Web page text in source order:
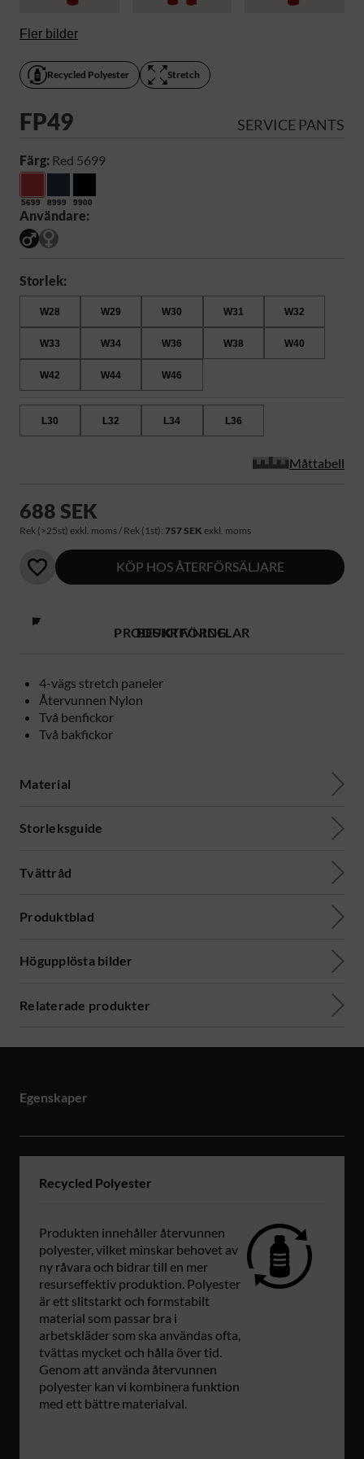
Fler bilder
Recycled Polyester Stretch
FP49 SERVICE PANTS
Färg: Red 5699
5699 8999 9900
Användare:
Storlek:
W28 W29 W30 W31 W32
W33 W34 W36 W38 W40
W42 W44 W46
L30 L32 L34 L36
Måttabell
688 SEK
Rek (>25st) exkl. moms / Rek (1st): 757 SEK exkl. moms
KÖP HOS ÅTERFÖRSÄLJARE
PRODUKTFÖRDELAR
4-vägs stretch paneler
Återvunnen Nylon
Två benfickor
Två bakfickor
BESKRIVNING
Material
Storleksguide
Tvättråd
Produktblad
Högupplösta bilder
Relaterade produkter
Egenskaper
Recycled Polyester
Produkten innehåller återvunnen
polyester, vilket minskar behovet av
ny råvara och bidrar till en mer
resurseffektiv produktion. Polyester
är ett slitstarkt och formstabilt
material som passar bra i
arbetskläder som ska användas ofta,
tvättas mycket och hålla över tid.
Genom att använda återvunnen
polyester kan vi kombinera funktion
med ett bättre materialval.